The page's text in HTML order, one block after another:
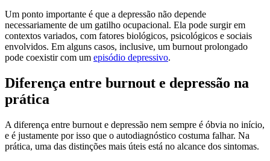
Um ponto importante é que a depressão não depende
necessariamente de um gatilho ocupacional. Ela pode surgir em
contextos variados, com fatores biológicos, psicológicos e sociais
envolvidos. Em alguns casos, inclusive, um burnout prolongado
pode coexistir com um episódio depressivo.
Diferença entre burnout e depressão na
prática
A diferença entre burnout e depressão nem sempre é óbvia no início,
e é justamente por isso que o autodiagnóstico costuma falhar. Na
prática, uma das distinções mais úteis está no alcance dos sintomas.